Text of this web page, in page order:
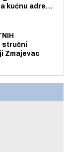
kućnu adresu
stručni
Zmajevac